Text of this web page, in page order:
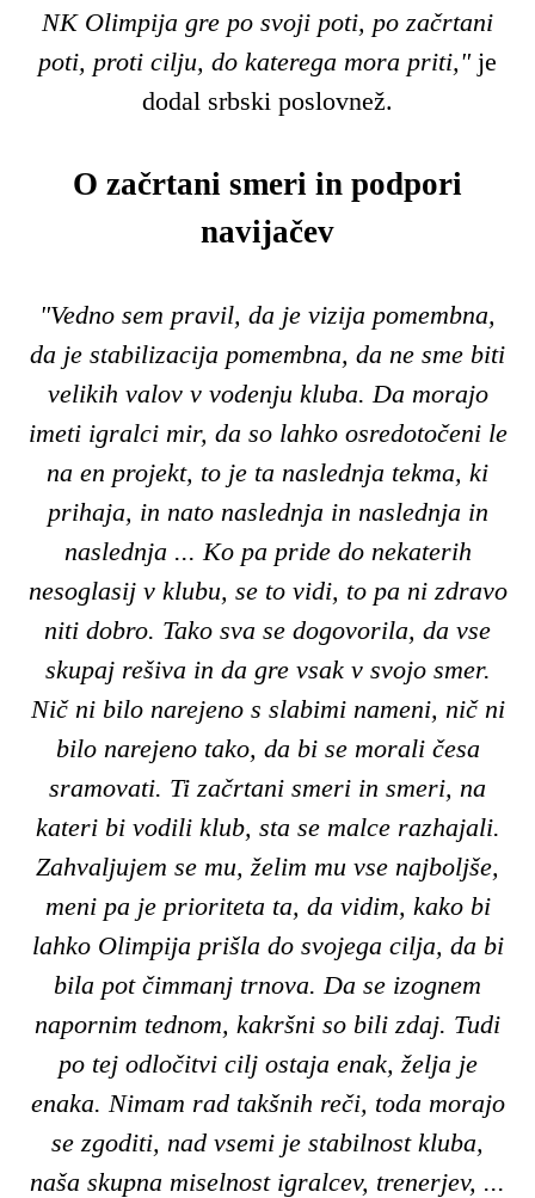
NK Olimpija gre po svoji poti, po začrtani
poti, proti cilju, do katerega mora priti,"je
dodal srbski poslovnež.
O začrtani smeri in podpori
navijačev
"Vedno sem pravil, da je vizija pomembna,
da je stabilizacija pomembna, da ne sme biti
velikih valov v vodenju kluba. Da morajo
imeti igralci mir, da so lahko osredotočeni le
na en projekt, to je ta naslednja tekma, ki
prihaja, in nato naslednja in naslednja in
naslednja ... Ko pa pride do nekaterih
nesoglasij v klubu, se to vidi, to pa ni zdravo
niti dobro. Tako sva se dogovorila, da vse
skupaj rešiva in da gre vsak v svojo smer.
Nič ni bilo narejeno s slabimi nameni, nič ni
bilo narejeno tako, da bi se morali česa
sramovati. Ti začrtani smeri in smeri, na
kateri bi vodili klub, sta se malce razhajali.
Zahvaljujem se mu, želim mu vse najboljše,
meni pa je prioriteta ta, da vidim, kako bi
lahko Olimpija prišla do svojega cilja, da bi
bila pot čimmanj trnova. Da se izognem
napornim tednom, kakršni so bili zdaj. Tudi
po tej odločitvi cilj ostaja enak, želja je
enaka. Nimam rad takšnih reči, toda morajo
se zgoditi, nad vsemi je stabilnost kluba,
naša skupna miselnost igralcev, trenerjev, ...